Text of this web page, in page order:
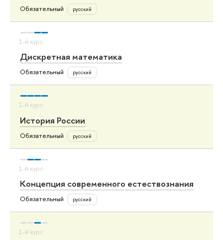
Обязательный русский
Дискретная математика
Обязательный русский
История России
Обязательный русский
Концепция современного естествознания
Обязательный русский